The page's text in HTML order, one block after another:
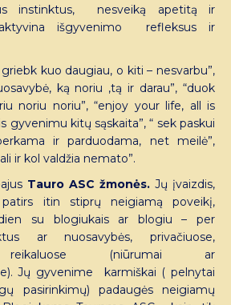
instinktus, nesveiką apetitą ir
išgyvenimo refleksus ir
kuo daugiau, o kiti – nesvarbu”,
ką noriu ,tą ir darau”, “duok
noriu noriu”, “enjoy your life, all is
gyvenimu kitų sąskaita”, “ sek paskui
ir parduodama, net meilė”,
ir kol valdžia nemato”.
Tauro ASC žmonės. Jų įvaizdis,
patirs itin stiprų neigiamą poveikį,
su blogiukais ar blogiu – per
ar nuosavybės, privačiuose,
reikaluose (niūrumai ar
Jų gyvenime karmiškai ( pelnytai
pasirinkimų) padaugės neigiamų